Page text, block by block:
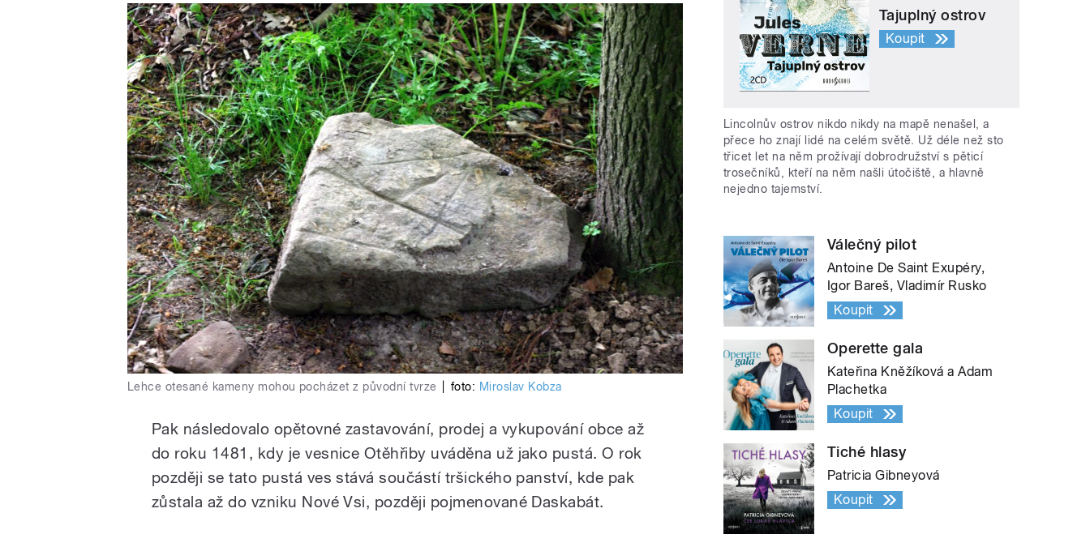
Lehce otesané kameny mohou pocházet z původní tvrze foto: Miroslav Kobza
Pak následovalo opětovné zastavování, prodej a vykupování obce až
do roku 1481, kdy je vesnice Otěhřiby uváděna už jako pustá. O rok
později se tato pustá ves stává součástí tršického panství, kde pak
zůstala až do vzniku Nové Vsi, později pojmenované Daskabát.
Tajuplný ostrov
Koupit
Lincolnův ostrov nikdo nikdy na mapě nenašel, a
přece ho znají lidé na celém světě. Už déle než sto
třicet let na něm prožívají dobrodružství s pěticí
trosečníků, kteří na něm našli útočiště, a hlavně
nejedno tajemství.
Válečný pilot
Antoine De Saint Exupéry,
Igor Bareš, Vladimír Rusko
Koupit
Operette gala
Kateřina Kněžíková a Adam
Plachetka
Koupit
Tiché hlasy
Patricia Gibneyová
Koupit